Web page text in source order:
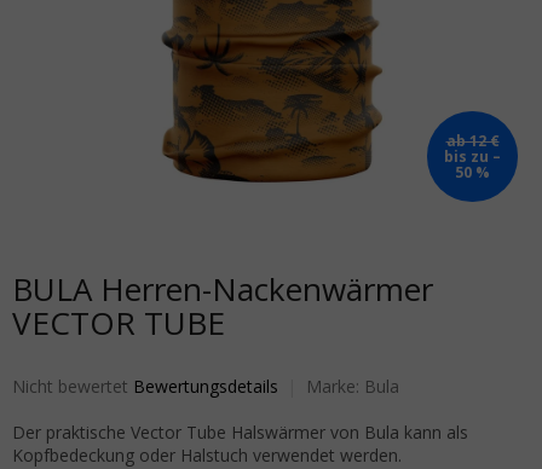
ab 12 €
bis zu –
50 %
BULA Herren-Nackenwärmer
VECTOR TUBE
Die durchschnittliche Produktbewertung ist 0,0 von 5 Sternen.
Nicht bewertet Bewertungsdetails Marke: Bula
Der praktische Vector Tube Halswärmer von Bula kann als
Kopfbedeckung oder Halstuch verwendet werden.